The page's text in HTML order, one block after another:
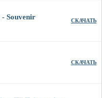
Souvenir СКАЧАТЬ
СКАЧАТЬ